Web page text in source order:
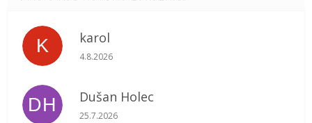
K karol
Hodnotenie obchodu je 5 z 5 hviezdičiek.
4.8.2026
DH Dušan Holec
Hodnotenie obchodu je 5 z 5 hviezdičiek.
25.7.2026